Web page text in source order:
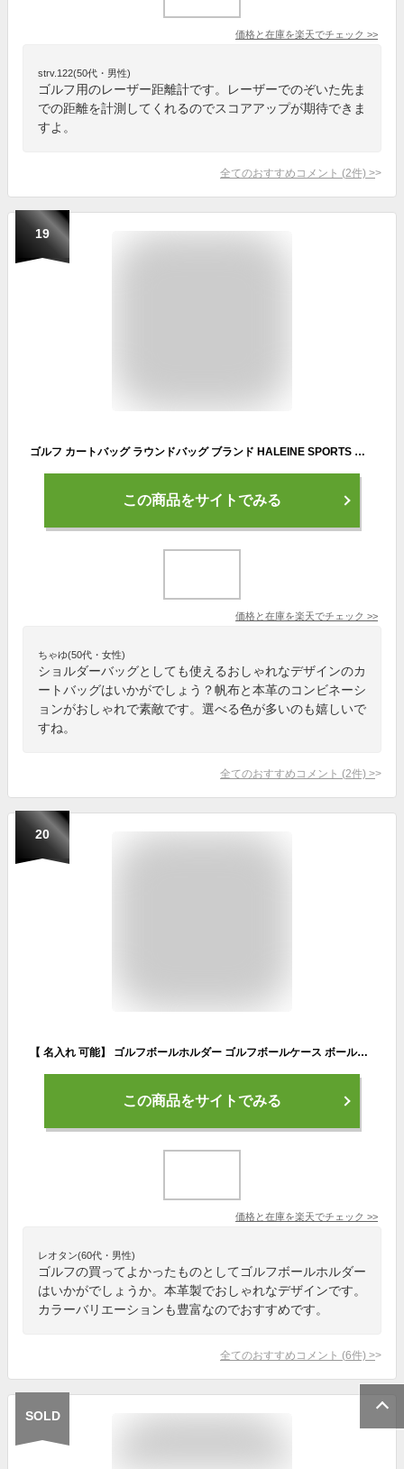
価格と在庫を楽天でチェック >>
strv.122(50代・男性)
ゴルフ用のレーザー距離計です。レーザーでのぞいた先ま
での距離を計測してくれるのでスコアアップが期待できま
すよ。
全てのおすすめコメント (2件) >
19
ゴルフ カートバッグ ラウンドバッグ ブランド HALEINE SPORTS 帆布 ヌメ革 日本製 トートバッグ ミニトートバッグ レディース メンズ 2WAY ショルダー カートトート 布 横 スポーツ 軽量 おしゃれ (07000417r) ギフト プレゼント
この商品をサイトでみる
価格と在庫を楽天でチェック >>
ちゃゆ(50代・女性)
ショルダーバッグとしても使えるおしゃれなデザインのカ
ートバッグはいかがでしょう？帆布と本革のコンビネーシ
ョンがおしゃれで素敵です。選べる色が多いのも嬉しいで
すね。
全てのおすすめコメント (2件) >
20
【 名入れ 可能】 ゴルフボールホルダー ゴルフボールケース ボールケース ティーケース ティー グリーンフォーク 収納 ホルダー ゴルフ メンズ レディース 本革 革 レザー ゴルフ用品 コンパクト 収納ケース 日本製 おしゃれ ブランド プレゼント コンペ ティーホルダー
この商品をサイトでみる
価格と在庫を楽天でチェック >>
レオタン(60代・男性)
ゴルフの買ってよかったものとしてゴルフボールホルダー
はいかがでしょうか。本革製でおしゃれなデザインです。
カラーバリエーションも豊富なのでおすすめです。
全てのおすすめコメント (6件) >
SOLD